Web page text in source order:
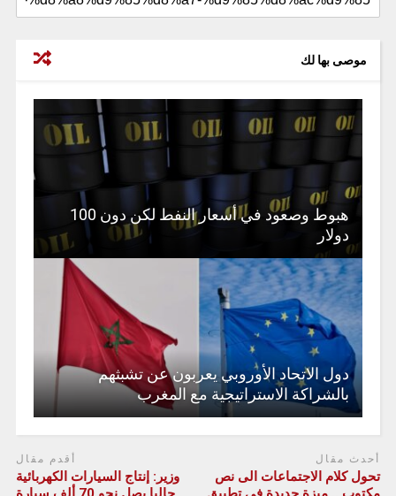
موصى بها لك
هبوط وصعود في أسعار النفط لكن دون 100
دولار
دول الاتحاد الأوروبي يعربون عن تشبثهم
بالشراكة الاستراتيجية مع المغرب
أحدث مقال
تحول كلام الاجتماعات الى نص
أقدم مقال
وزير: إنتاج السيارات الكهربائية